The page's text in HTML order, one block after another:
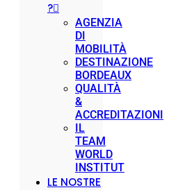
?
AGENZIA
DI
MOBILITÀ
DESTINAZIONE
BORDEAUX
QUALITÀ
&
ACCREDITAZIONI
IL
TEAM
WORLD
INSTITUT
LE NOSTRE